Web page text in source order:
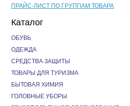
ПРАЙС-ЛИСТ ПО ГРУППАМ ТОВАРА
Каталог
ОБУВЬ
ОДЕЖДА
СРЕДСТВА ЗАЩИТЫ
ТОВАРЫ ДЛЯ ТУРИЗМА
БЫТОВАЯ ХИМИЯ
ГОЛОВНЫЕ УБОРЫ